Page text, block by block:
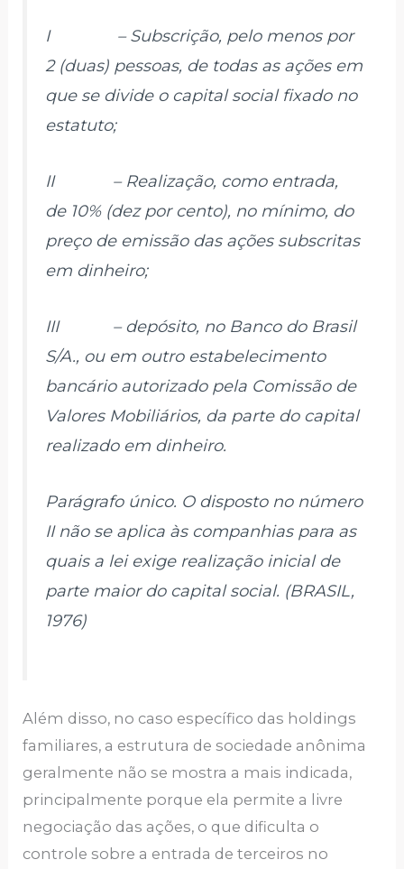
I – Subscrição, pelo menos por
2 (duas) pessoas, de todas as ações em
que se divide o capital social fixado no
estatuto;
II – Realização, como entrada,
de 10% (dez por cento), no mínimo, do
preço de emissão das ações subscritas
em dinheiro;
III – depósito, no Banco do Brasil
S/A., ou em outro estabelecimento
bancário autorizado pela Comissão de
Valores Mobiliários, da parte do capital
realizado em dinheiro.
Parágrafo único. O disposto no número
II não se aplica às companhias para as
quais a lei exige realização inicial de
parte maior do capital social. (BRASIL,
1976)
Além disso, no caso específico das holdings
familiares, a estrutura de sociedade anônima
geralmente não se mostra a mais indicada,
principalmente porque ela permite a livre
negociação das ações, o que dificulta o
controle sobre a entrada de terceiros no